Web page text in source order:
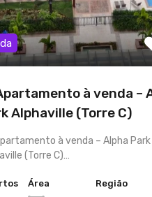
à venda –
Alphaville (Torre C)
à venda – Alpha Park
(Torre C)…
Área
Região